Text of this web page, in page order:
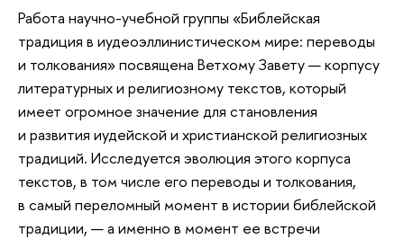
Работа научно-учебной группы «Библейская
традиция в иудеоэллинистическом мире: переводы
и толкования» посвящена Ветхому Завету — корпусу
литературных и религиозному текстов, который
имеет огромное значение для становления
и развития иудейской и христианской религиозных
традиций. Исследуется эволюция этого корпуса
текстов, в том числе его переводы и толкования,
в самый переломный момент в истории библейской
традиции, — а именно в момент ее встречи